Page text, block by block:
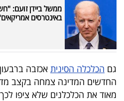
ניוזלטרים
מייל
אדום
ממשל ביידן זועם:
באינטרסים
גם הכלכלה הסינית אכזבה
החדשים המדינה צמחה בקצב
מאוד את הכלכלנים שלא ציפו